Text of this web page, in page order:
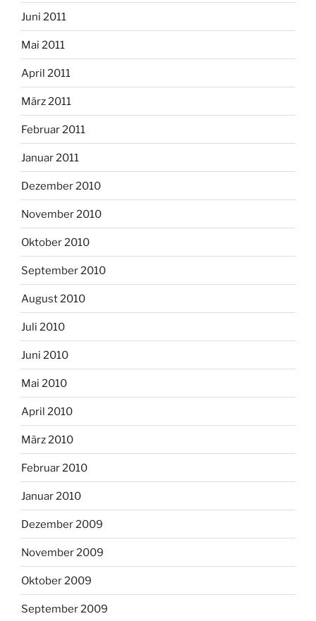
Juni 2011
Mai 2011
April 2011
März 2011
Februar 2011
Januar 2011
Dezember 2010
November 2010
Oktober 2010
September 2010
August 2010
Juli 2010
Juni 2010
Mai 2010
April 2010
März 2010
Februar 2010
Januar 2010
Dezember 2009
November 2009
Oktober 2009
September 2009